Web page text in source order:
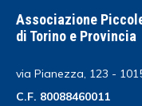
Associazione
di Torino e Provincia
via Pianezza, 123 -
C.F. 80088460011